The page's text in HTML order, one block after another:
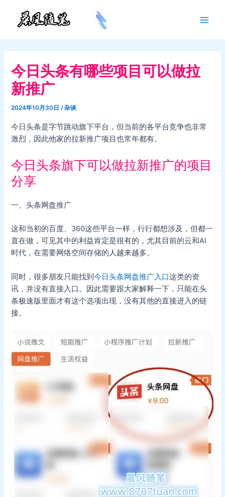
容
今日头条有哪些项目可以做拉
新推广
2024年10月30日/杂谈
今日头条是字节跳动旗下平台，但当前的各平台竞争也非常
激烈，因此他家的拉新推广项目也常年都有。
今日头条旗下可以做拉新推广的项目
分享
一、头条网盘推广
这和当初的百度、360这些平台一样，行行都想涉及，但都一
直在做，可见其中的利益肯定是很有的，尤其目前的云和AI
时代，在需要网络空间存储的人越来越多。
同时，很多朋友只能找到今日头条网盘推广入口这类的资
讯，并没有直接入口。因此需要跟大家解释一下，只能在头
条极速版里面才有这个选项出现，没有其他的直接进入的链
接。